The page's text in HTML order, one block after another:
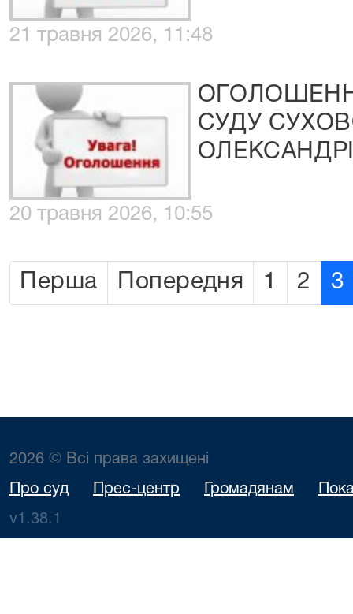
21 травня 2026, 11:48
СУДУ
20 травня 2026, 10:55
Перша Попередня 1 2 3
2026 © Всі права захищені
Про суд Прес-центр Громадянам
v1.38.1